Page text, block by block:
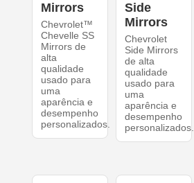
Mirrors
Chevrolet™
Chevelle SS
Mirrors de
alta
qualidade
usado para
uma
aparência e
desempenho
personalizados.
Side
Mirrors
Chevrolet
Side Mirrors
de alta
qualidade
usado para
uma
aparência e
desempenho
personalizados.